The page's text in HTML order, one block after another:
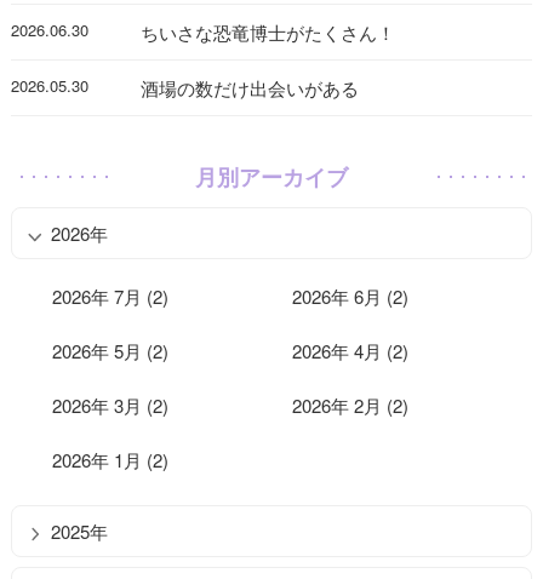
2026.06.30 ちいさな恐竜博士がたくさん！
2026.05.30 酒場の数だけ出会いがある
月別アーカイブ
2026年
2026年 7月 (2) 2026年 6月 (2)
2026年 5月 (2) 2026年 4月 (2)
2026年 3月 (2) 2026年 2月 (2)
2026年 1月 (2)
2025年